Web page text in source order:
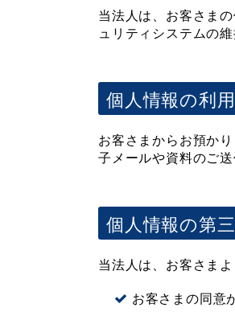
当法人は、お客さま
ュリティシステムの
個人情報の利
お客さまからお預か
子メールや資料のご送
個人情報の第
当法人は、お客さま
お客さまの同意